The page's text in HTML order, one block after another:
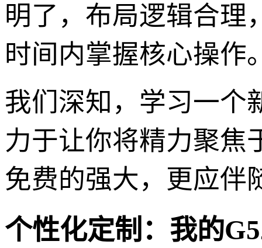
明了，布局逻辑合理
时间内掌握核心操作
我们深知，学习一个
力于让你将精力聚焦
免费的强大，更应伴
个性化定制：我的